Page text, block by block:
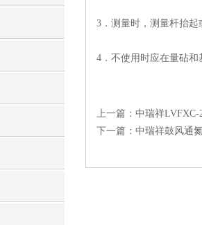
3 ．测量时，测量杆抬
4 ．不使用时应在量砧
上一篇： 中瑞祥LVFXC-
下一篇： 中瑞祥鼓风通